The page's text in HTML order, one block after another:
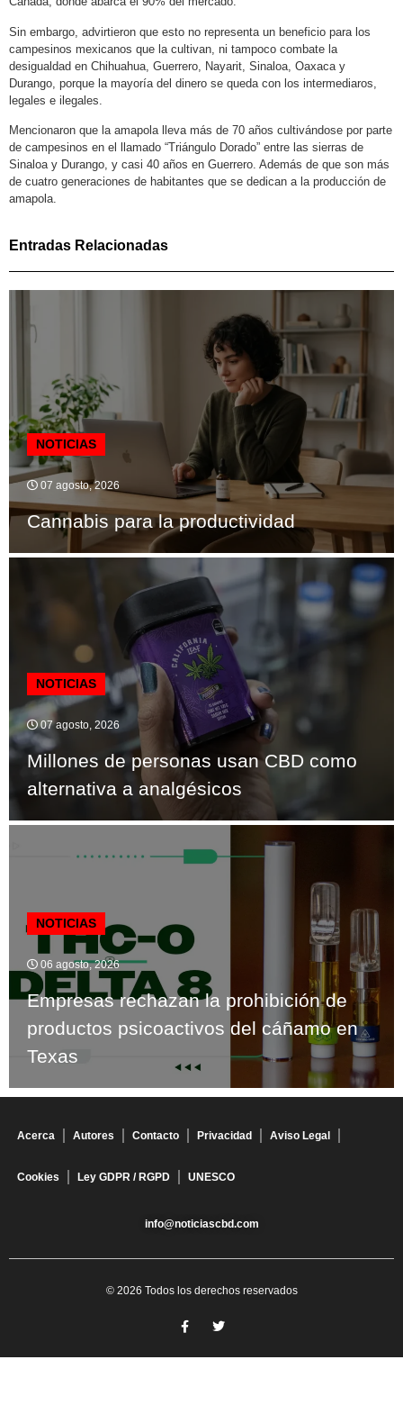
Sin embargo, advirtieron que esto no representa un beneficio para los
campesinos mexicanos que la cultivan, ni tampoco combate la
desigualdad en Chihuahua, Guerrero, Nayarit, Sinaloa, Oaxaca y
Durango, porque la mayoría del dinero se queda con los intermediaros,
legales e ilegales.
Mencionaron que la amapola lleva más de 70 años cultivándose por parte
de campesinos en el llamado “Triángulo Dorado” entre las sierras de
Sinaloa y Durango, y casi 40 años en Guerrero. Además de que son más
de cuatro generaciones de habitantes que se dedican a la producción de
amapola.
Entradas Relacionadas
NOTICIAS
07 agosto, 2026
Cannabis para la productividad
NOTICIAS
07 agosto, 2026
Millones de personas usan CBD como
alternativa a analgésicos
NOTICIAS
06 agosto, 2026
Empresas rechazan la prohibición de
productos psicoactivos del cáñamo en
Texas
Acerca Autores Contacto Privacidad Aviso Legal
Cookies Ley GDPR / RGPD UNESCO
info@noticiascbd.com
© 2026 Todos los derechos reservados